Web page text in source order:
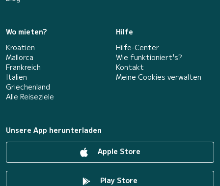
Wo mieten?
Kroatien
Mallorca
Frankreich
Italien
Griechenland
Alle Reiseziele
Hilfe
Hilfe-Center
Wie funktioniert's?
Kontakt
Meine Cookies verwalten
Unsere App herunterladen
Apple Store
Play Store